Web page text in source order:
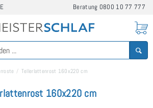
Beratung 0800 10 77 777
Tellerlattenrost 160x220 cm
160x220 cm